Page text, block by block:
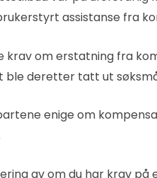
assistanse fra
krav om erstatning fra
ble deretter tatt ut
enige om
av om du har krav